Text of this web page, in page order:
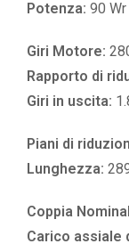
Potenza: 90 Wr
Giri Motore:
Rapporto di
Giri in uscita:
Piani di
Lunghezza:
Coppia
Carico assiale